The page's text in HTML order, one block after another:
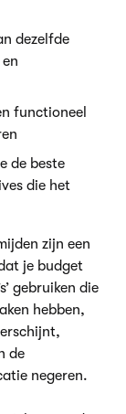
dezelfde
functioneel
de beste
die het
zijn een
je budget
gebruiken die
hebben,
de
negeren.